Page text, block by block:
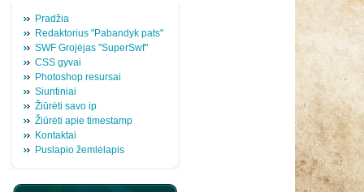
Pradžia
Redaktorius "Pabandyk pats"
SWF Grojėjas "SuperSwf"
CSS gyvai
Photoshop resursai
Siuntiniai
Žiūrėti savo ip
Žiūrėti apie timestamp
Kontaktai
Puslapio žemlėlapis